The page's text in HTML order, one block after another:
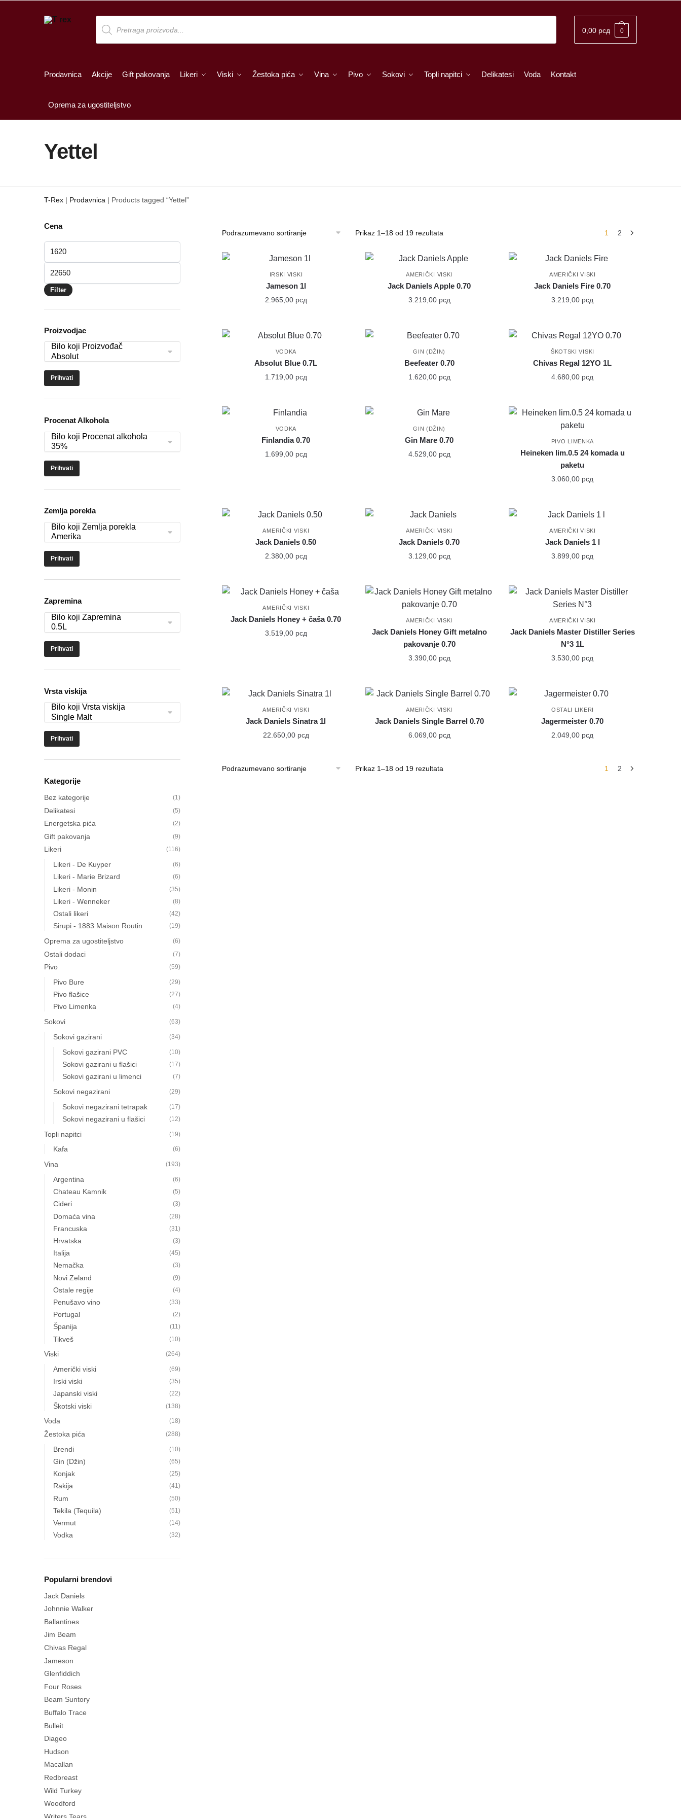
Products
search
0,00 рсд 0
Prodavnica Akcije Gift pakovanja Likeri Viski Žestoka pića Vina Pivo Sokovi Topli napitci Delikatesi Voda Kontakt
Oprema za ugostiteljstvo
Yettel
T-Rex | Prodavnica | Products tagged “Yettel”
Prikaz 1–18 od 19 rezultata 1 2
IRSKI VISKI
Jameson 1l
2.965,00 рсд
AMERIČKI VISKI
Jack Daniels Apple 0.70
3.219,00 рсд
AMERIČKI VISKI
Jack Daniels Fire 0.70
3.219,00 рсд
VODKA
Absolut Blue 0.7L
1.719,00 рсд
GIN (DŽIN)
Beefeater 0.70
1.620,00 рсд
ŠKOTSKI VISKI
Chivas Regal 12YO 1L
4.680,00 рсд
VODKA
Finlandia 0.70
1.699,00 рсд
GIN (DŽIN)
Gin Mare 0.70
4.529,00 рсд
PIVO LIMENKA
Heineken lim.0.5 24 komada u
paketu
3.060,00 рсд
AMERIČKI VISKI
Jack Daniels 0.50
2.380,00 рсд
AMERIČKI VISKI
Jack Daniels 0.70
3.129,00 рсд
AMERIČKI VISKI
Jack Daniels 1 l
3.899,00 рсд
AMERIČKI VISKI
Jack Daniels Honey + čaša 0.70
3.519,00 рсд
AMERIČKI VISKI
Jack Daniels Honey Gift metalno
pakovanje 0.70
3.390,00 рсд
AMERIČKI VISKI
Jack Daniels Master Distiller Series
N°3 1L
3.530,00 рсд
AMERIČKI VISKI
Jack Daniels Sinatra 1l
22.650,00 рсд
AMERIČKI VISKI
Jack Daniels Single Barrel 0.70
6.069,00 рсд
OSTALI LIKERI
Jagermeister 0.70
2.049,00 рсд
Prikaz 1–18 od 19 rezultata 1 2
Cena
Minimalna
cena
Maksimalna
cena
Filter
Proizvodjac
Prihvati
Procenat Alkohola
Prihvati
Zemlja porekla
Prihvati
Zapremina
Prihvati
Vrsta viskija
Prihvati
Kategorije
Bez kategorije (1)
Delikatesi (5)
Energetska pića (2)
Gift pakovanja (9)
Likeri (116)
Likeri - De Kuyper (6)
Likeri - Marie Brizard (6)
Likeri - Monin (35)
Likeri - Wenneker (8)
Ostali likeri (42)
Sirupi - 1883 Maison Routin (19)
Oprema za ugostiteljstvo (6)
Ostali dodaci (7)
Pivo (59)
Pivo Bure (29)
Pivo flašice (27)
Pivo Limenka (4)
Sokovi (63)
Sokovi gazirani (34)
Sokovi gazirani PVC (10)
Sokovi gazirani u flašici (17)
Sokovi gazirani u limenci (7)
Sokovi negazirani (29)
Sokovi negazirani tetrapak (17)
Sokovi negazirani u flašici (12)
Topli napitci (19)
Kafa (6)
Vina (193)
Argentina (6)
Chateau Kamnik (5)
Cideri (3)
Domaća vina (28)
Francuska (31)
Hrvatska (3)
Italija (45)
Nemačka (3)
Novi Zeland (9)
Ostale regije (4)
Penušavo vino (33)
Portugal (2)
Španija (11)
Tikveš (10)
Viski (264)
Američki viski (69)
Irski viski (35)
Japanski viski (22)
Škotski viski (138)
Voda (18)
Žestoka pića (288)
Brendi (10)
Gin (Džin) (65)
Konjak (25)
Rakija (41)
Rum (50)
Tekila (Tequila) (51)
Vermut (14)
Vodka (32)
Popularni brendovi
Jack Daniels
Johnnie Walker
Ballantines
Jim Beam
Chivas Regal
Jameson
Glenfiddich
Four Roses
Beam Suntory
Buffalo Trace
Bulleit
Diageo
Hudson
Macallan
Redbreast
Wild Turkey
Woodford
Writers Tears